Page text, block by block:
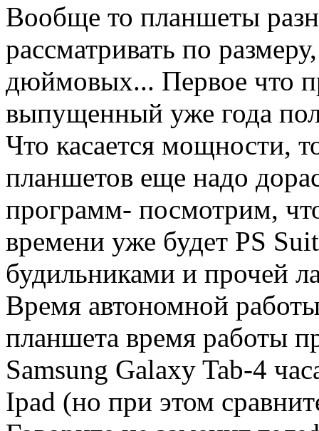
Вообще то планшеты
рассматривать по
дюймовых... Первое что
выпущенный уже года
Что касается мощности,
планшетов еще надо
программ- посмотрим,
времени уже будет PS
будильниками и прочей
Время автономной
планшета время работы
Samsung Galaxy Tab-4
Ipad (но при этом